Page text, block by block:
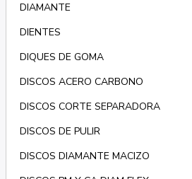
DIAMANTE
DIENTES
DIQUES DE GOMA
DISCOS ACERO CARBONO
DISCOS CORTE SEPARADORA
DISCOS DE PULIR
DISCOS DIAMANTE MACIZO